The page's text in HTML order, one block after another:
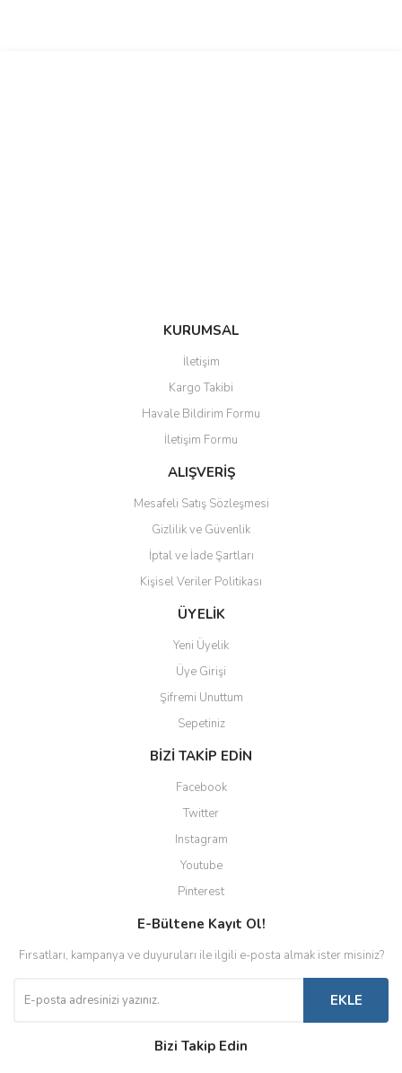
Gönder
KURUMSAL
İletişim
Kargo Takibi
Havale Bildirim Formu
İletişim Formu
ALIŞVERİŞ
Mesafeli Satış Sözleşmesi
Gizlilik ve Güvenlik
İptal ve İade Şartları
Kişisel Veriler Politikası
ÜYELİK
Yeni Üyelik
Üye Girişi
Şifremi Unuttum
Sepetiniz
BİZİ TAKİP EDİN
Facebook
Twitter
Instagram
Youtube
Pinterest
E-Bültene Kayıt Ol!
Fırsatları, kampanya ve duyuruları ile ilgili e-posta almak ister misiniz?
EKLE
Bizi Takip Edin